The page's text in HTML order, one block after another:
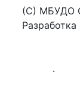
(C) МБУДО
.